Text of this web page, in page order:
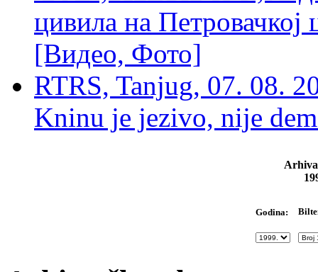
цивила на Петровачкој
[Видео, Фото]
RTRS, Tanjug, 07. 08.
Kninu je jezivo, nije
Godina: